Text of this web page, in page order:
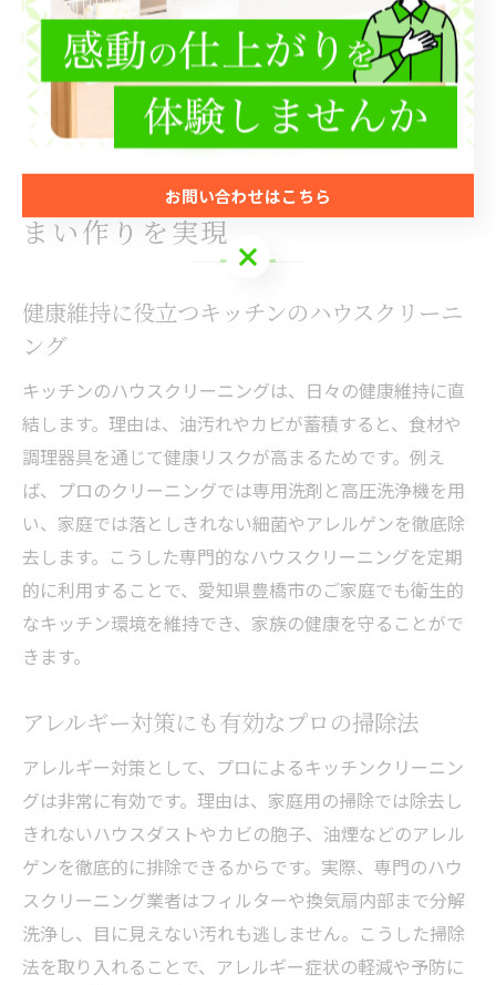
を保てるようになります。結果として、家事ストレスが
減り、家族みんなが心地よく過ごせる住環境が実現しま
す。
ハウスクリーニングで健康的な住
まい作りを実現
健康維持に役立つキッチンのハウスクリーニ
ング
キッチンのハウスクリーニングは、日々の健康維持に直
結します。理由は、油汚れやカビが蓄積すると、食材や
調理器具を通じて健康リスクが高まるためです。例え
ば、プロのクリーニングでは専用洗剤と高圧洗浄機を用
い、家庭では落としきれない細菌やアレルゲンを徹底除
去します。こうした専門的なハウスクリーニングを定期
的に利用することで、愛知県豊橋市のご家庭でも衛生的
なキッチン環境を維持でき、家族の健康を守ることがで
きます。
アレルギー対策にも有効なプロの掃除法
アレルギー対策として、プロによるキッチンクリーニン
グは非常に有効です。理由は、家庭用の掃除では除去し
きれないハウスダストやカビの胞子、油煙などのアレル
ゲンを徹底的に排除できるからです。実際、専門のハウ
スクリーニング業者はフィルターや換気扇内部まで分解
洗浄し、目に見えない汚れも逃しません。こうした掃除
法を取り入れることで、アレルギー症状の軽減や予防に
お問い合わせはこちら
お問い合わせはこちら